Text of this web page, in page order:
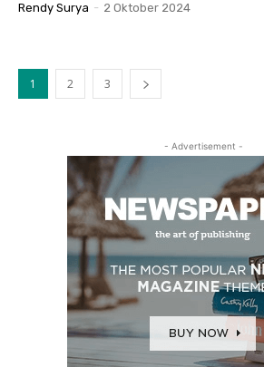
Rendy Surya - 2 Oktober 2024
1 2 3
- Advertisement -